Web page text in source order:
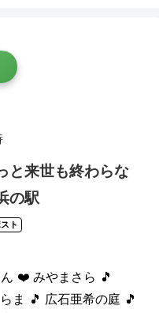
来世も終わらな
の駅
ト
❤️ みやまさら 🎵
ま 🎵 広石亜希の庭 🎵